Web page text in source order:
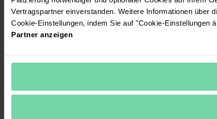
Vertragspartner einverstanden. Weitere Informationen über
Cookie-Einstellungen, indem Sie auf "Cookie-Einstellungen
Partner anzeigen